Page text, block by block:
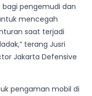
pengemudi dan
mencegah
saat terjadi
terang Jusri
Jakarta Defensive
pengaman mobil di